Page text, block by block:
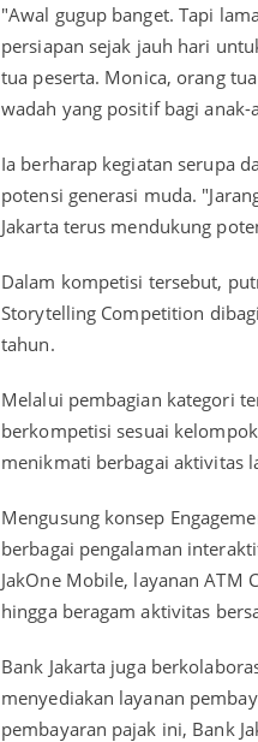
"Awal gugup banget. Tapi
persiapan sejak jauh hari
tua peserta. Monica, orang
wadah yang positif bagi
Ia berharap kegiatan serupa
potensi generasi muda.
Jakarta terus mendukung
Dalam kompetisi tersebut,
Storytelling Competition
tahun.
Melalui pembagian kategori
berkompetisi sesuai
menikmati berbagai aktivitas
Mengusung konsep
berbagai pengalaman
JakOne Mobile, layanan ATM
hingga beragam aktivitas
Bank Jakarta juga
menyediakan layanan
pembayaran pajak ini, Bank